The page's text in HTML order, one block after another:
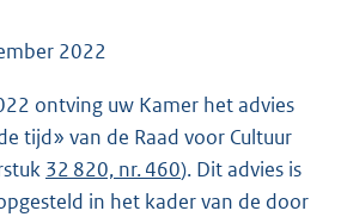
2022
ontving uw Kamer het advies
tijd» van de Raad voor Cultuur
32 820, nr. 460). Dit advies is
in het kader van de door